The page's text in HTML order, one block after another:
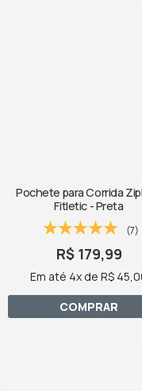
Pochete para Corrida
Fitletic - Preta
(7)
R$ 179,99
Em até 4x de R$
COMPRAR